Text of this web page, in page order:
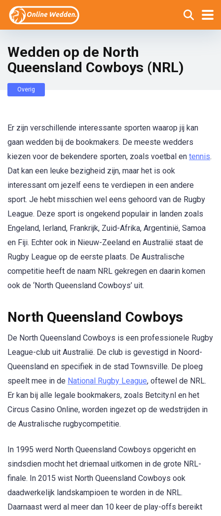
Wedden op de North
Queensland Cowboys (NRL)
Overig
Er zijn verschillende interessante sporten waarop jij kan
gaan wedden bij de bookmakers. De meeste wedders
kiezen voor de bekendere sporten, zoals voetbal en tennis.
Dat kan een leuke bezigheid zijn, maar het is ook
interessant om jezelf eens te verdiepen in een andere
sport. Je hebt misschien wel eens gehoord van de Rugby
League. Deze sport is ongekend populair in landen zoals
Engeland, Ierland, Frankrijk, Zuid-Afrika, Argentinië, Samoa
en Fiji. Echter ook in Nieuw-Zeeland en Australië staat de
Rugby League op de eerste plaats. De Australische
competitie heeft de naam NRL gekregen en daarin komen
ook de ‘North Queensland Cowboys’ uit.
North Queensland Cowboys
De North Queensland Cowboys is een professionele Rugby
League-club uit Australië. De club is gevestigd in Noord-
Queensland en specifiek in de stad Townsville. De ploeg
speelt mee in de National Rugby League, oftewel de NRL.
Er kan bij alle legale bookmakers, zoals Betcity.nl en het
Circus Casino Online, worden ingezet op de wedstrijden in
de Australische rugbycompetitie.
In 1995 werd North Queensland Cowboys opgericht en
sindsdien mocht het driemaal uitkomen in de grote NRL-
finale. In 2015 wist North Queensland Cowboys ook
daadwerkelijk landskampioen te worden in de NRL.
Daarnaast werd al meer dan 10 keer de play-offs bereikt